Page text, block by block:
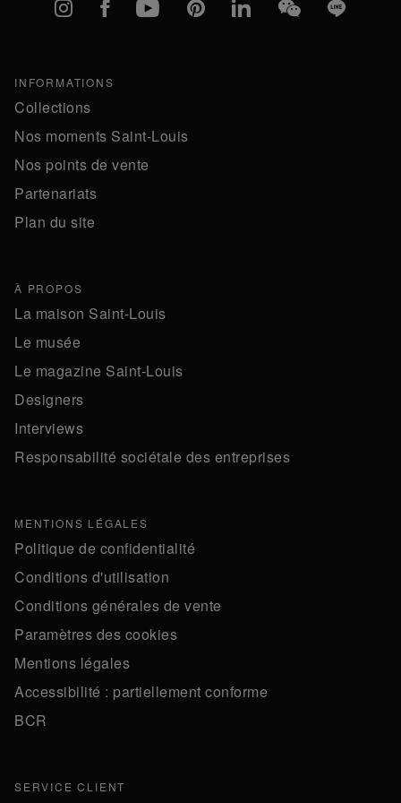
INFORMATIONS
Collections
Nos moments Saint-Louis
Nos points de vente
Partenariats
Plan du site
À PROPOS
La maison Saint-Louis
Le musée
Le magazine Saint-Louis
Designers
Interviews
Responsabilité sociétale des entreprises
MENTIONS LÉGALES
Politique de confidentialité
Conditions d'utilisation
Conditions générales de vente
Paramètres des cookies
Mentions légales
Accessibilité : partiellement conforme
BCR
SERVICE CLIENT